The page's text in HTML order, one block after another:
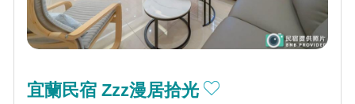
宜蘭民宿 Zzz漫居拾光